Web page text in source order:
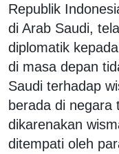
Republik
di Arab Saudi,
diplomatik
di masa depan
Saudi terhadap
berada di negara
dikarenakan
ditempati oleh